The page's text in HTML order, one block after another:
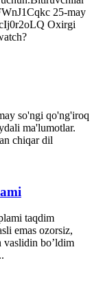
25-may
Oxirgi
so'ngi qo'ng'iroq
ma'lumotlar.
chiqar dil
taqdim
emas ozorsiz,
vaslidin bo’ldim